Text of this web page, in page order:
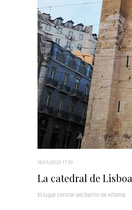
16/05/2020 17:20
La catedral de Lisboa
El lugar central del barrio de Alfama